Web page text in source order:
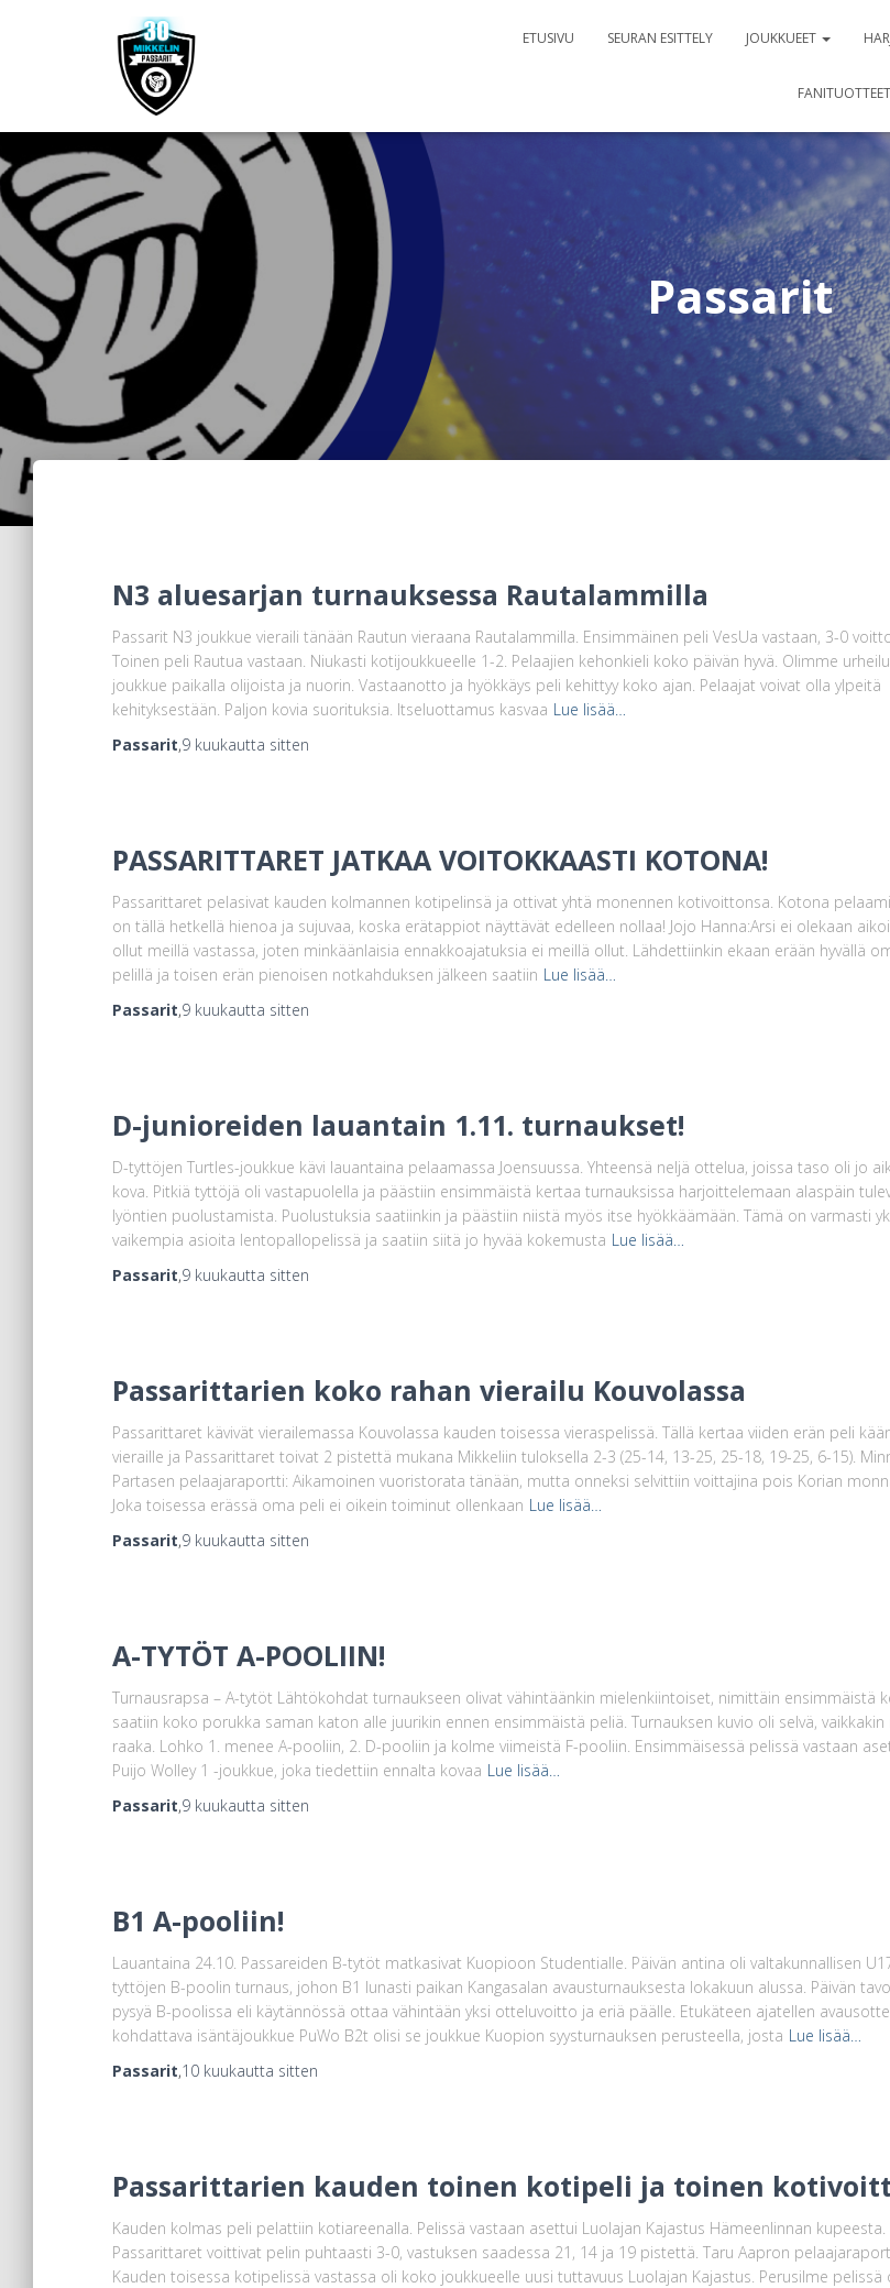
ETUSIVU SEURAN ESITTELY JOUKKUEET
FANITUOTTEET
Passarit
N3 aluesarjan turnauksessa Rautalammilla
Passarit N3 joukkue vieraili tänään Rautun vieraana Rautalammilla. Ensimmäinen peli VesUa vastaan, 3-0
Toinen peli Rautua vastaan. Niukasti kotijoukkueelle 1-2. Pelaajien kehonkieli koko päivän hyvä. Olimme
joukkue paikalla olijoista ja nuorin. Vastaanotto ja hyökkäys peli kehittyy koko ajan. Pelaajat voivat olla ylpeitä
kehityksestään. Paljon kovia suorituksia. Itseluottamus kasvaa Lue lisää…
Passarit,9 kuukautta sitten
PASSARITTARET JATKAA VOITOKKAASTI KOTONA!
Passarittaret pelasivat kauden kolmannen kotipelinsä ja ottivat yhtä monennen kotivoittonsa. Kotona
on tällä hetkellä hienoa ja sujuvaa, koska erätappiot näyttävät edelleen nollaa! Jojo Hanna:Arsi ei olekaan
ollut meillä vastassa, joten minkäänlaisia ennakkoajatuksia ei meillä ollut. Lähdettiinkin ekaan erään hyvällä
pelillä ja toisen erän pienoisen notkahduksen jälkeen saatiin Lue lisää…
Passarit,9 kuukautta sitten
D-junioreiden lauantain 1.11. turnaukset!
D-tyttöjen Turtles-joukkue kävi lauantaina pelaamassa Joensuussa. Yhteensä neljä ottelua, joissa taso oli jo
kova. Pitkiä tyttöjä oli vastapuolella ja päästiin ensimmäistä kertaa turnauksissa harjoittelemaan alaspäin
lyöntien puolustamista. Puolustuksia saatiinkin ja päästiin niistä myös itse hyökkäämään. Tämä on varmasti
vaikempia asioita lentopallopelissä ja saatiin siitä jo hyvää kokemusta Lue lisää…
Passarit,9 kuukautta sitten
Passarittarien koko rahan vierailu Kouvolassa
Passarittaret kävivät vierailemassa Kouvolassa kauden toisessa vieraspelissä. Tällä kertaa viiden erän peli
vieraille ja Passarittaret toivat 2 pistettä mukana Mikkeliin tuloksella 2-3 (25-14, 13-25, 25-18, 19-25, 6-15).
Partasen pelaajaraportti: Aikamoinen vuoristorata tänään, mutta onneksi selvittiin voittajina pois Korian
Joka toisessa erässä oma peli ei oikein toiminut ollenkaan Lue lisää…
Passarit,9 kuukautta sitten
A-TYTÖT A-POOLIIN!
Turnausrapsa – A-tytöt Lähtökohdat turnaukseen olivat vähintäänkin mielenkiintoiset, nimittäin ensimmäistä
saatiin koko porukka saman katon alle juurikin ennen ensimmäistä peliä. Turnauksen kuvio oli selvä, vaikkakin
raaka. Lohko 1. menee A-pooliin, 2. D-pooliin ja kolme viimeistä F-pooliin. Ensimmäisessä pelissä vastaan
Puijo Wolley 1 -joukkue, joka tiedettiin ennalta kovaa Lue lisää…
Passarit,9 kuukautta sitten
B1 A-pooliin!
Lauantaina 24.10. Passareiden B-tytöt matkasivat Kuopioon Studentialle. Päivän antina oli valtakunnallisen
tyttöjen B-poolin turnaus, johon B1 lunasti paikan Kangasalan avausturnauksesta lokakuun alussa. Päivän
pysyä B-poolissa eli käytännössä ottaa vähintään yksi otteluvoitto ja eriä päälle. Etukäteen ajatellen
kohdattava isäntäjoukkue PuWo B2t olisi se joukkue Kuopion syysturnauksen perusteella, josta Lue lisää…
Passarit,10 kuukautta sitten
Passarittarien kauden toinen kotipeli ja toinen
Kauden kolmas peli pelattiin kotiareenalla. Pelissä vastaan asettui Luolajan Kajastus Hämeenlinnan kupeesta.
Passarittaret voittivat pelin puhtaasti 3-0, vastuksen saadessa 21, 14 ja 19 pistettä. Taru Aapron
Kauden toisessa kotipelissä vastassa oli koko joukkueelle uusi tuttavuus Luolajan Kajastus. Perusilme pelissä